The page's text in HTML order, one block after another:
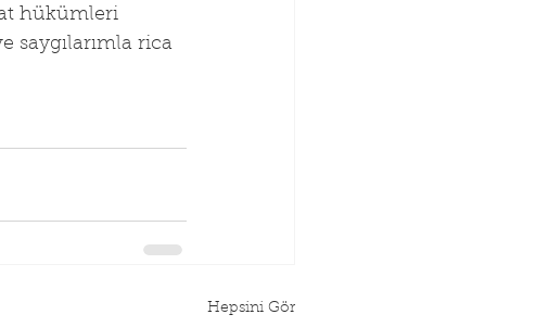
hükümleri
saygılarımla rica
Hepsini Gör